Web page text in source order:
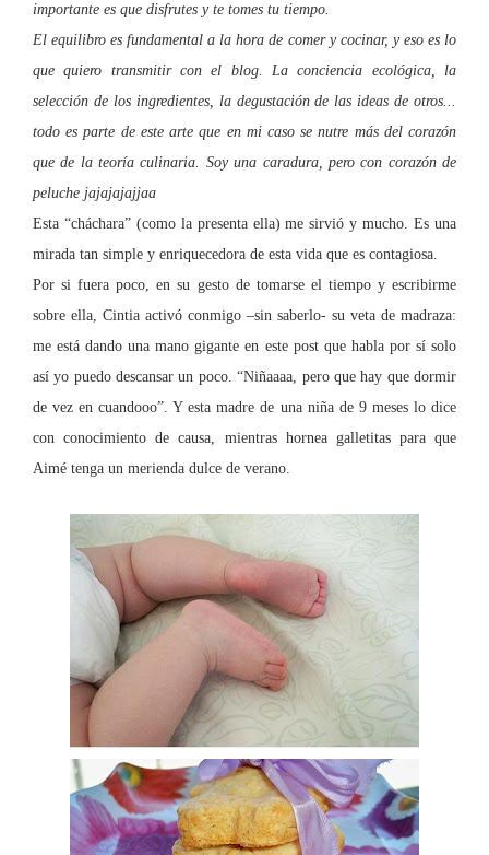
importante es que disfrutes y te tomes tu tiempo.
El equilibro es fundamental a la hora de comer y cocinar, y eso es lo
que quiero transmitir con el blog. La conciencia ecológica, la
selección de los ingredientes, la degustación de las ideas de otros...
todo es parte de este arte que en mi caso se nutre más del corazón
que de la teoría culinaria. Soy una caradura, pero con corazón de
peluche jajajajajjaa
Esta “cháchara” (como la presenta ella) me sirvió y mucho. Es una
mirada tan simple y enriquecedora de esta vida que es contagiosa.
Por si fuera poco, en su gesto de tomarse el tiempo y escribirme
sobre ella, Cintia activó conmigo –sin saberlo- su veta de madraza:
me está dando una mano gigante en este post que habla por sí solo
así yo puedo descansar un poco. “Niñaaaa, pero que hay que dormir
de vez en cuandooo”. Y esta madre de una niña de 9 meses lo dice
con conocimiento de causa, mientras hornea galletitas para que
Aimé tenga un merienda dulce de verano.